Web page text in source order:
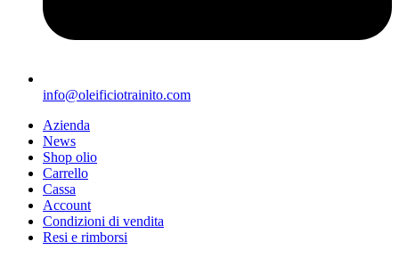
info@oleificiotrainito.com
Azienda
News
Shop olio
Carrello
Cassa
Account
Condizioni di vendita
Resi e rimborsi